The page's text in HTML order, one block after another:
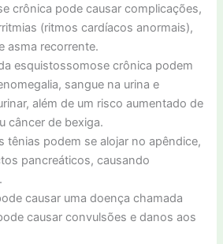
crônica pode causar complicações,
(ritmos cardíacos anormais),
asma recorrente.
esquistossomose crônica podem
sangue na urina e
além de um risco aumentado de
câncer de bexiga.
tênias podem se alojar no apêndice,
pancreáticos, causando
causar uma doença chamada
causar convulsões e danos aos